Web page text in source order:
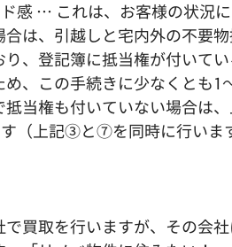
… これは、お客様の状況に
は、引越しと宅内外の不要
、登記簿に抵当権が付いて
、この手続きに少なくとも1
抵当権も付いていない場合は
（上記③と⑦を同時に行いま
買取を行いますが、その会